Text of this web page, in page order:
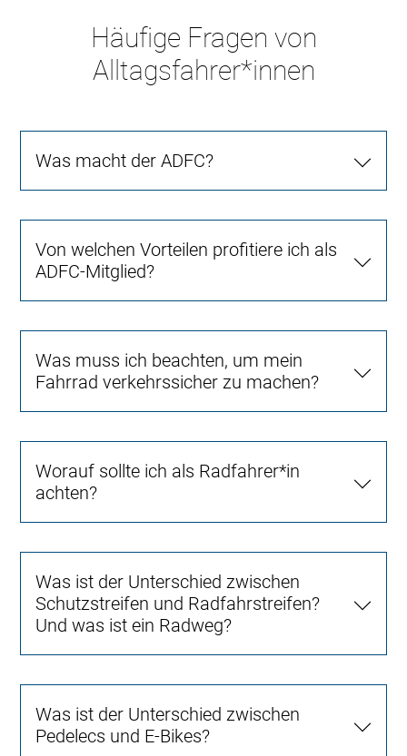
Häufige Fragen von
Alltagsfahrer*innen
Was macht der ADFC?
Von welchen Vorteilen profitiere ich als
ADFC-Mitglied?
Was muss ich beachten, um mein
Fahrrad verkehrssicher zu machen?
Worauf sollte ich als Radfahrer*in
achten?
Was ist der Unterschied zwischen
Schutzstreifen und Radfahrstreifen?
Und was ist ein Radweg?
Was ist der Unterschied zwischen
Pedelecs und E-Bikes?